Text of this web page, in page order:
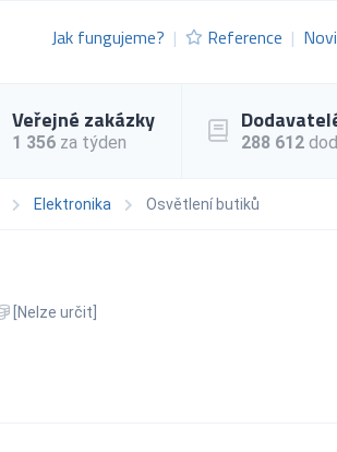
Jak fungujeme? Reference
Veřejné zakázky
1 356 za týden 288 612
Elektronika Osvětlení butiků
[Nelze určit]